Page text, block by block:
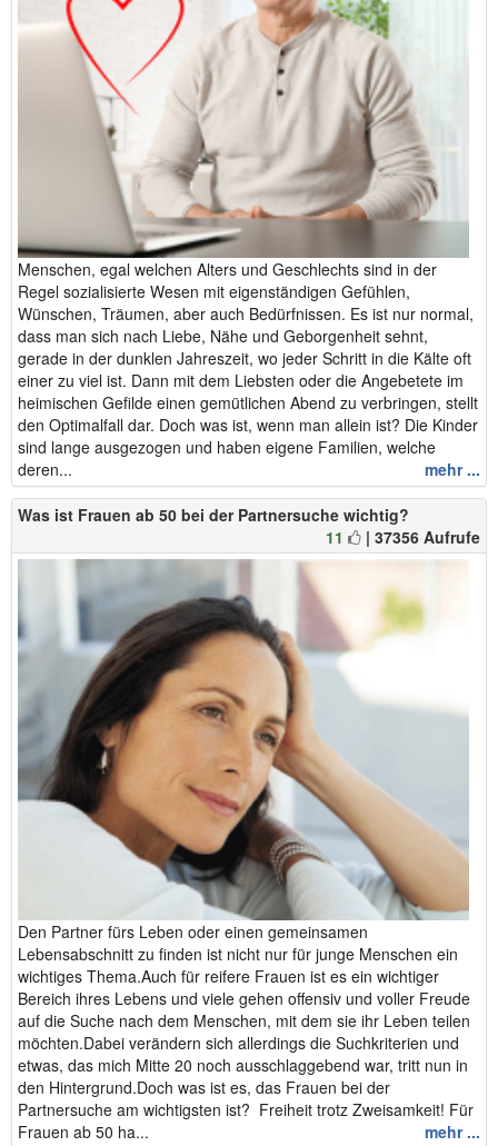
Menschen, egal welchen Alters und Geschlechts sind in der
Regel sozialisierte Wesen mit eigenständigen Gefühlen,
Wünschen, Träumen, aber auch Bedürfnissen. Es ist nur normal,
dass man sich nach Liebe, Nähe und Geborgenheit sehnt,
gerade in der dunklen Jahreszeit, wo jeder Schritt in die Kälte oft
einer zu viel ist. Dann mit dem Liebsten oder die Angebetete im
heimischen Gefilde einen gemütlichen Abend zu verbringen, stellt
den Optimalfall dar. Doch was ist, wenn man allein ist? Die Kinder
sind lange ausgezogen und haben eigene Familien, welche
deren...
mehr ...
Was ist Frauen ab 50 bei der Partnersuche wichtig?
11
| 37356 Aufrufe
Den Partner fürs Leben oder einen gemeinsamen
Lebensabschnitt zu finden ist nicht nur für junge Menschen ein
wichtiges Thema.Auch für reifere Frauen ist es ein wichtiger
Bereich ihres Lebens und viele gehen offensiv und voller Freude
auf die Suche nach dem Menschen, mit dem sie ihr Leben teilen
möchten.Dabei verändern sich allerdings die Suchkriterien und
etwas, das mich Mitte 20 noch ausschlaggebend war, tritt nun in
den Hintergrund.Doch was ist es, das Frauen bei der
Partnersuche am wichtigsten ist? Freiheit trotz Zweisamkeit! Für
Frauen ab 50 ha...
mehr ...